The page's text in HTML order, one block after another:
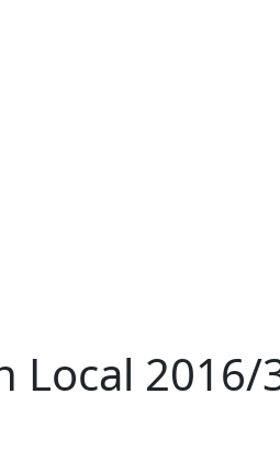
Local 2016/